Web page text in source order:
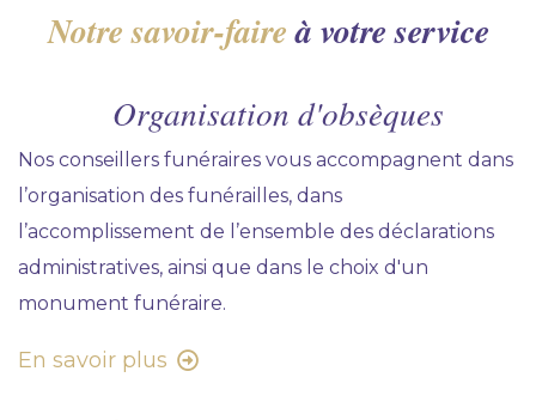
Notre savoir-faireà votre service
Organisation d'obsèques
Nos conseillers funéraires vous accompagnent dans
l’organisation des funérailles, dans
l’accomplissement de l’ensemble des déclarations
administratives, ainsi que dans le choix d'un
monument funéraire.
En savoir plus